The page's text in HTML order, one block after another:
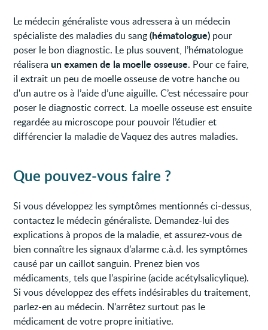
Le médecin généraliste vous adressera à un médecin
spécialiste des maladies du sang(hématologue) pour
poser le bon diagnostic. Le plus souvent, l’hématologue
réalisera un examen de la moelle osseuse. Pour ce faire,
il extrait un peu de moelle osseuse de votre hanche ou
d'un autre os à l’aide d’une aiguille. C’est nécessaire pour
poser le diagnostic correct. La moelle osseuse est ensuite
regardée au microscope pour pouvoir l’étudier et
différencier la maladie de Vaquez des autres maladies.
Que pouvez-vous faire ?
Si vous développez les symptômes mentionnés ci-dessus,
contactez le médecin généraliste. Demandez-lui des
explications à propos de la maladie, et assurez-vous de
bien connaître les signaux d’alarme c.à.d. les symptômes
causé par un caillot sanguin. Prenez bien vos
médicaments, tels que l’aspirine (acide acétylsalicylique).
Si vous développez des effets indésirables du traitement,
parlez-en au médecin. N'arrêtez surtout pas le
médicament de votre propre initiative.